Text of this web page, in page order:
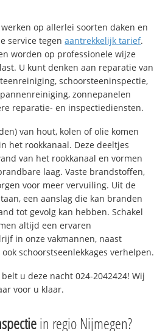
werken op allerlei soorten daken en
service tegenaantrekkelijk tarief.
worden op professionele wijze
U kunt denken aan reparatie van
schoorsteeninspectie,
zonnepanelen
reparatie- en inspectiediensten.
van hout, kolen of olie komen
het rookkanaal. Deze deeltjes
van het rookkanaal en vormen
laag. Vaste brandstoffen,
voor meer vervuiling. Uit de
een aanslag die kan branden
tot gevolg kan hebben. Schakel
altijd een ervaren
in onze vakmannen, naast
schoorstseenlekkages verhelpen.
belt u deze nacht 024-2042424! Wij
voor u klaar.
in regio Nijmegen?